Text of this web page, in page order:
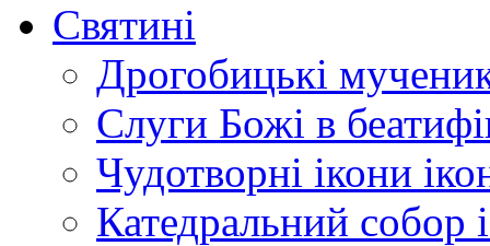
Святині
Дрогобицькі
Слуги Божі в
Чудотворні ікони
Катедральний собор